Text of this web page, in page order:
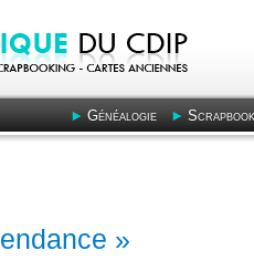
Généalogie
»